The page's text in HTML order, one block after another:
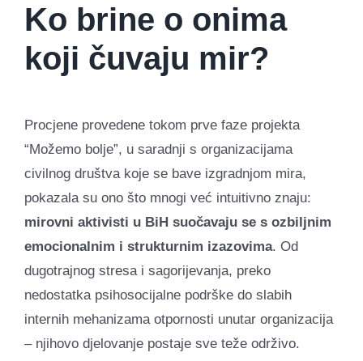
Ko brine o onima
koji čuvaju mir?
Procjene provedene tokom prve faze projekta
“Možemo bolje”, u saradnji s organizacijama
civilnog društva koje se bave izgradnjom mira,
pokazala su ono što mnogi već intuitivno znaju:
mirovni aktivisti u BiH suočavaju se s ozbiljnim
emocionalnim i strukturnim izazovima. Od
dugotrajnog stresa i sagorijevanja, preko
nedostatka psihosocijalne podrške do slabih
internih mehanizama otpornosti unutar organizacija
– njihovo djelovanje postaje sve teže održivo.